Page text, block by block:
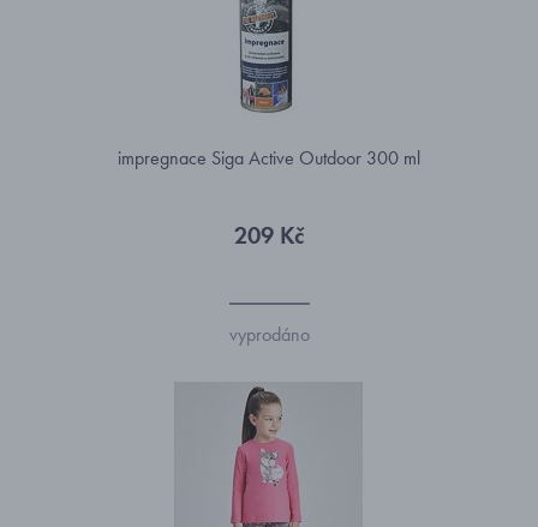
impregnace Siga Active Outdoor 300 ml
209 Kč
vyprodáno